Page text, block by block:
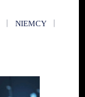
NIEMCY